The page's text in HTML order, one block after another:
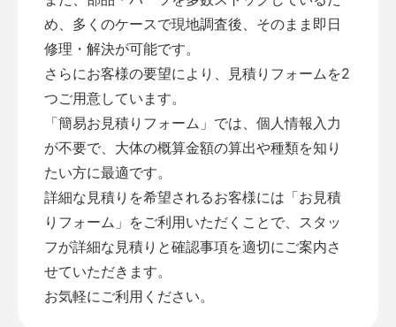
め、多くのケースで現地調査後、そのまま即日
修理・解決が可能です。
さらにお客様の要望により、見積りフォームを2
つご用意しています。
「簡易お見積りフォーム 」では、個人情報入力
が不要で、大体の概算金額の算出や種類を知り
たい方に最適です。
詳細な見積りを希望されるお客様には「お見積
りフォーム 」をご利用いただくことで、スタッ
フが詳細な見積りと確認事項を適切にご案内さ
せていただきます。
お気軽にご利用ください。